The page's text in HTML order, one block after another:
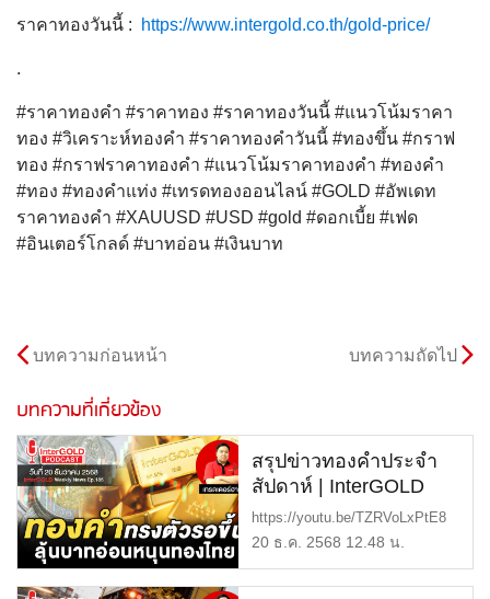
ราคาทองวันนี้ : https://www.intergold.co.th/gold-price/
.
#ราคาทองคำ #ราคาทอง #ราคาทองวันนี้ #แนวโน้มราคา
ทอง #วิเคราะห์ทองคำ #ราคาทองคำวันนี้ #ทองขึ้น #กราฟ
ทอง #กราฟราคาทองคำ #แนวโน้มราคาทองคำ #ทองคำ
#ทอง #ทองคำแท่ง #เทรดทองออนไลน์ #GOLD #อัพเดท
ราคาทองคำ #XAUUSD #USD #gold #ดอกเบี้ย #เฟด
#อินเตอร์โกลด์ #บาทอ่อน #เงินบาท
บทความก่อนหน้า บทความถัดไป
บทความที่เกี่ยวข้อง
สรุปข่าวทองคำประจำ
สัปดาห์ | InterGOLD
WEEKLY NEWS
EP.185 | ราคาทองวันนี้ |
ทองคำราคา
https://youtu.be/TZRVoLxPtE8
📌Intergold Weekly News สรุ […]
20 ธ.ค. 2568 12.48 น.